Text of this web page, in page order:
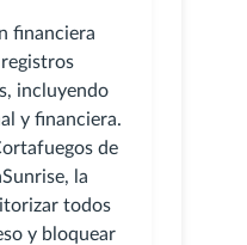
financiera
incluyendo
y financiera.
de
la
todos
y bloquear